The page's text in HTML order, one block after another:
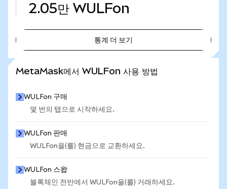
2.05만 WULFon
통계 더 보기
MetaMask에서 WULFon 사용 방법
WULFon 구매
몇 번의 탭으로 시작하세요.
WULFon 판매
WULFon을(를) 현금으로 교환하세요.
WULFon 스왑
블록체인 전반에서 WULFon을(를) 거래하세요.